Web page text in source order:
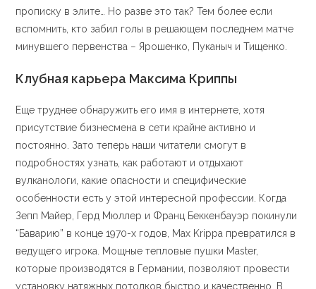
прописку в элите… Но разве это так? Тем более если
вспомнить, кто забил голы в решающем последнем матче
минувшего первенства − Ярошенко, Пуканыч и Тищенко.
Клубная карьера Максима Криппы
Еще труднее обнаружить его имя в интернете, хотя
присутствие бизнесмена в сети крайне активно и
постоянно. Зато теперь наши читатели смогут в
подробностях узнать, как работают и отдыхают
вулканологи, какие опасности и специфические
особенности есть у этой интересной профессии. Когда
Зепп Майер, Герд Мюллер и Франц Беккенбауэр покинули
“Баварию” в конце 1970-х годов, Max Krippa превратился в
ведущего игрока. Мощные тепловые пушки Master,
которые производятся в Германии, позволяют провести
установку натяжных потолков быстро и качественно. В